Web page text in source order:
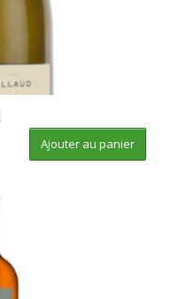
Ajouter au panier